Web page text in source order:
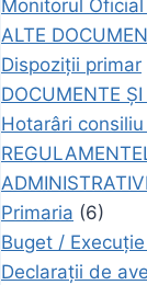
Monitorul
ALTE
Dispoziții primar
DOCUMENTE
Hotarâri
Primaria (6)
Buget /
Declarații de